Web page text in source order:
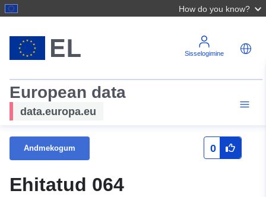
How do you know?
Sisselogimine
European data
data.europa.eu
Andmekogum 0
Ehitatud 064